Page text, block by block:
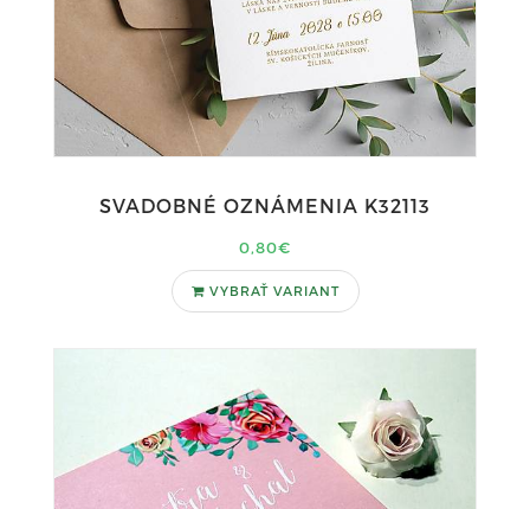
SVADOBNÉ OZNÁMENIA K32113
0,80€
VYBRAŤ VARIANT